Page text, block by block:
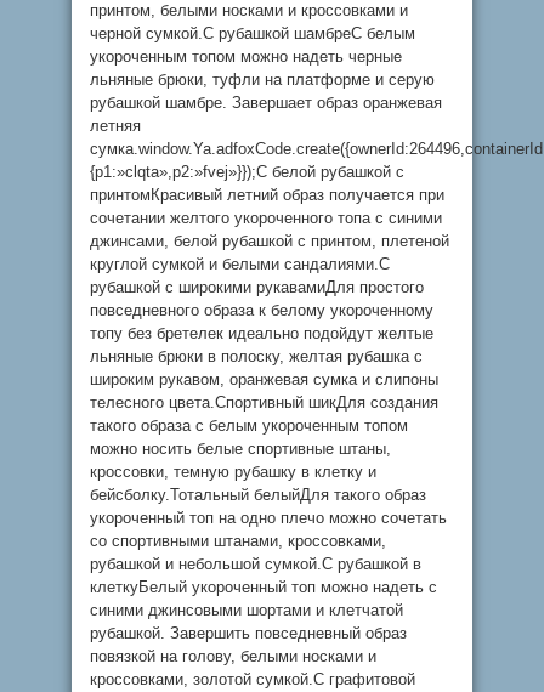
принтом, белыми носками и кроссовками и
черной сумкой.С рубашкой шамбреС белым
укороченным топом можно надеть черные
льняные брюки, туфли на платформе и серую
рубашкой шамбре. Завершает образ оранжевая
летняя
{p1:»clqta»,p2:»fvej»}});С белой рубашкой с
принтомКрасивый летний образ получается при
сочетании желтого укороченного топа с синими
джинсами, белой рубашкой с принтом, плетеной
круглой сумкой и белыми сандалиями.С
рубашкой с широкими рукавамиДля простого
повседневного образа к белому укороченному
топу без бретелек идеально подойдут желтые
льняные брюки в полоску, желтая рубашка с
широким рукавом, оранжевая сумка и слипоны
телесного цвета.Спортивный шикДля создания
такого образа с белым укороченным топом
можно носить белые спортивные штаны,
кроссовки, темную рубашку в ​​клетку и
бейсболку.Тотальный белыйДля такого образ
укороченный топ на одно плечо можно сочетать
со спортивными штанами, кроссовками,
рубашкой и небольшой сумкой.С рубашкой в
клеткуБелый укороченный топ можно надеть с
синими джинсовыми шортами и клетчатой ​​
рубашкой. Завершить повседневный образ
повязкой на голову, белыми носками и
кроссовками, золотой сумкой.С графитовой